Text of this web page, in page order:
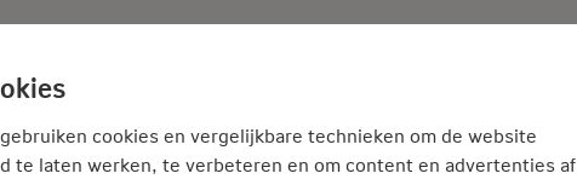
Adviseur Nieuws
Thema's
cookies en vergelijkbare technieken om de website
te laten werken, te verbeteren en om content en advertenties af